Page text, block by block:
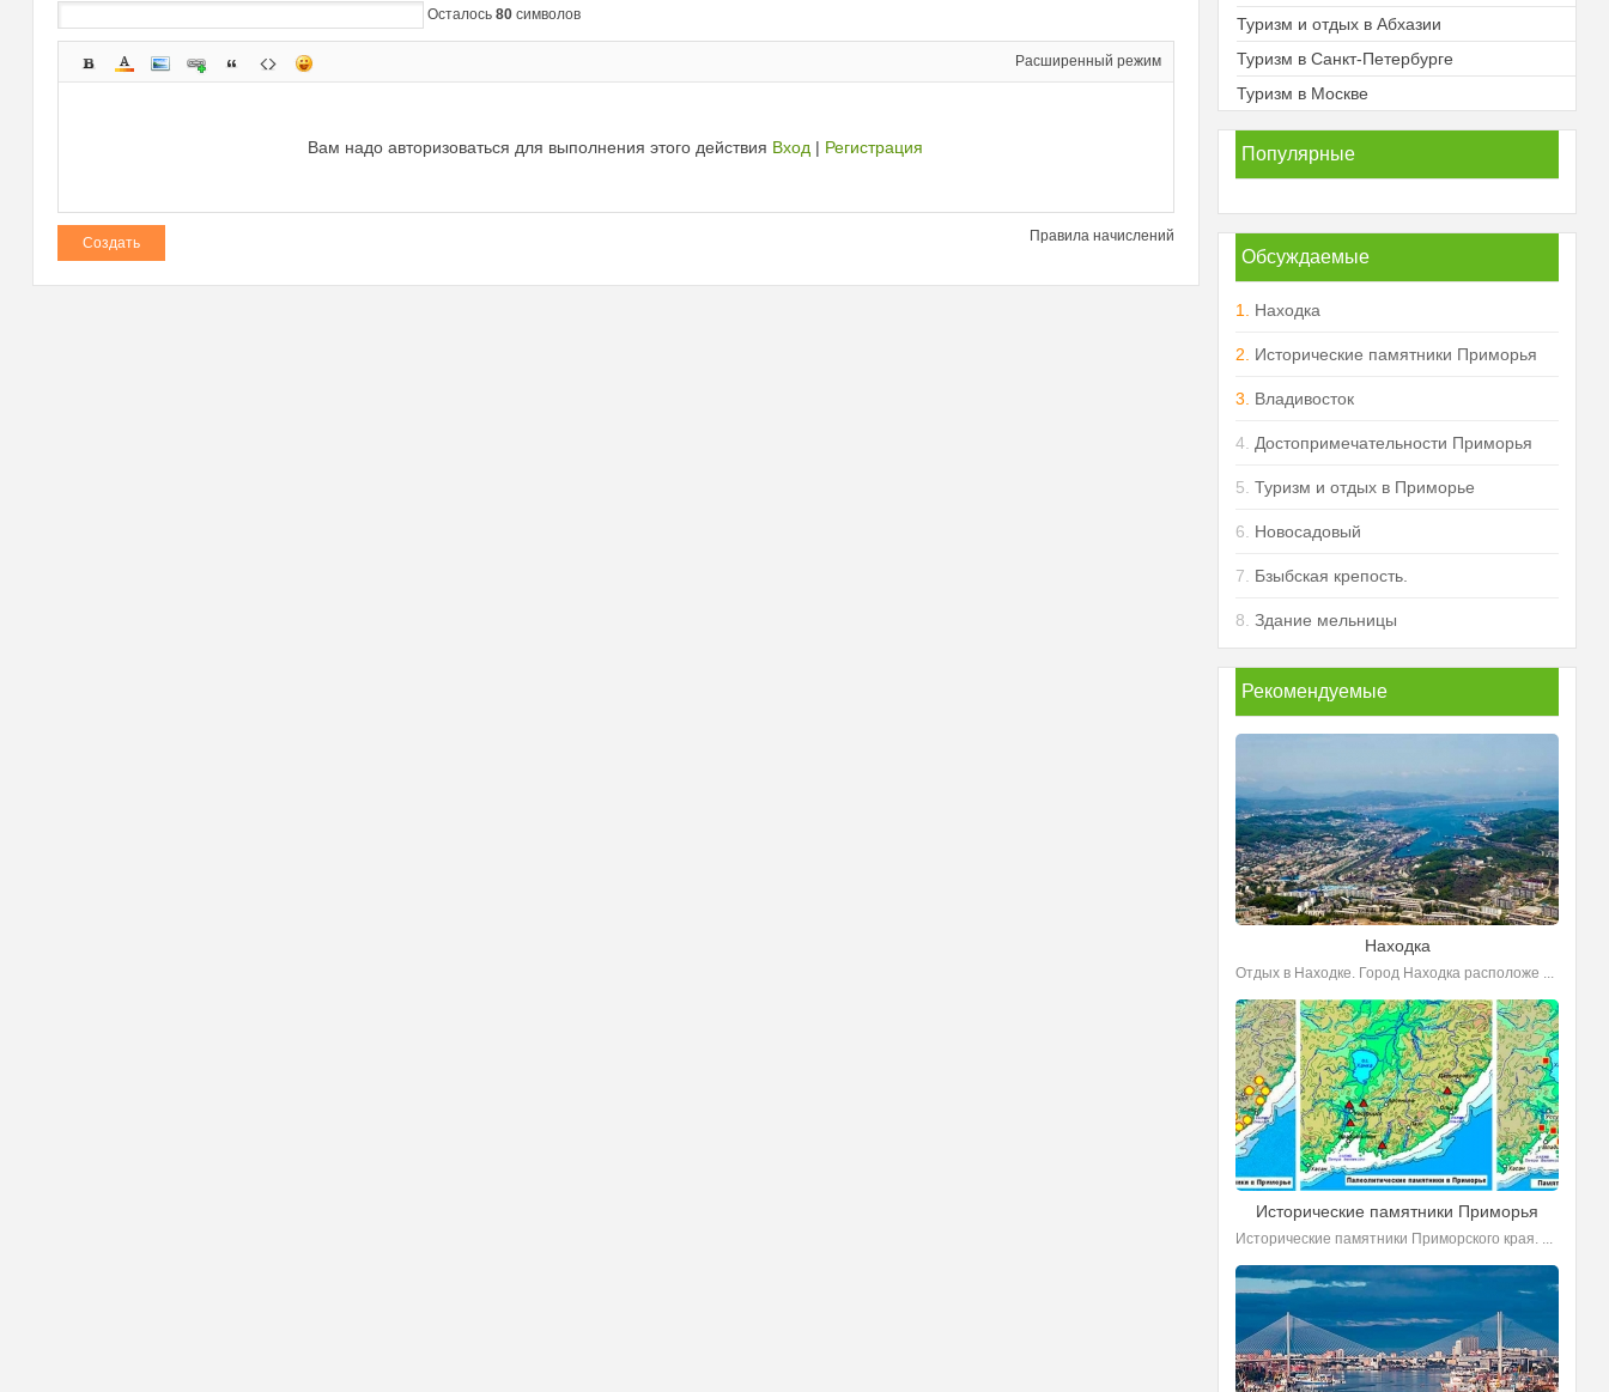
Осталось 80символов
Расширенный режим
Вам надо авторизоваться для выполнения этого действия Вход | Регистрация
Правила начислений
Создать
Туризм и отдых в Абхазии
Туризм в Санкт-Петербурге
Туризм в Москве
Популярные
Обсуждаемые
1. Находка
2. Исторические памятники Приморья
3. Владивосток
4. Достопримечательности Приморья
5. Туризм и отдых в Приморье
6. Новосадовый
7. Бзыбская крепость.
8. Здание мельницы
Рекомендуемые
Находка
Отдых в Находке. Город Находка расположе ...
Исторические памятники Приморья
Исторические памятники Приморского края. ...